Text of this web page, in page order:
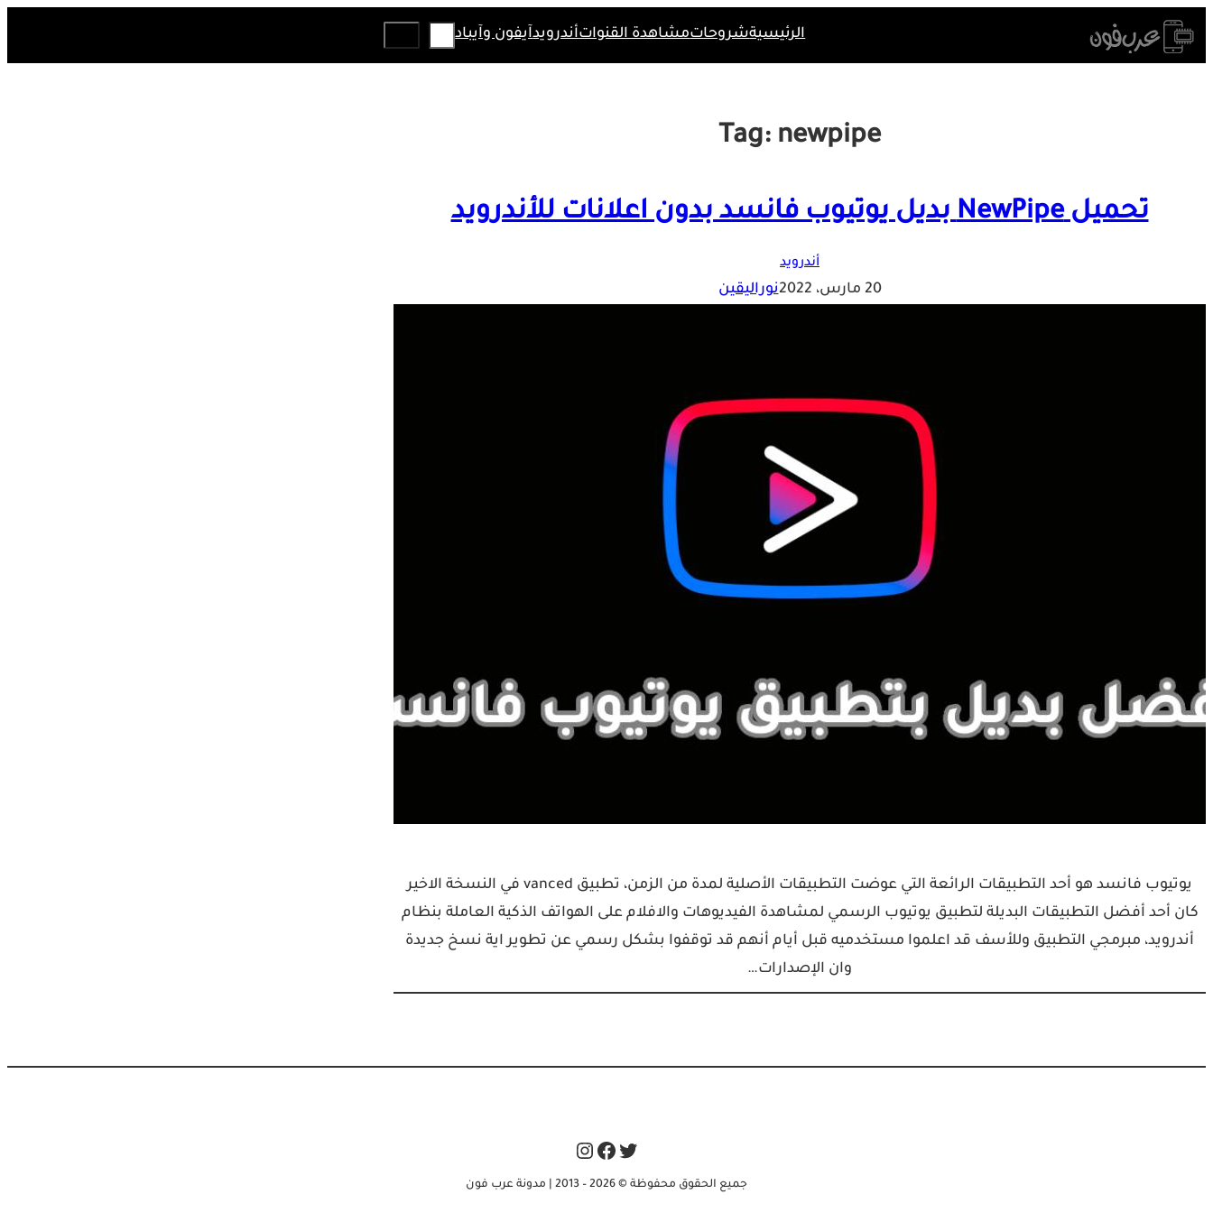
Skip
to
الرئيسيةشروحاتمشاهدة القنواتأندرويدآيفون وآيباد
Tag: newpipe
تحميل NewPipe بديل يوتيوب فانسد بدون اعلانات للأندرويد
أندرويد
20 مارس، 2022 نوراليقين
يوتيوب فانسد هو أحد التطبيقات الرائعة التي عوضت التطبيقات الأصلية لمدة من الزمن، تطبيق vanced في النسخة الاخير
كان أحد أفضل التطبيقات البديلة لتطبيق يوتيوب الرسمي لمشاهدة الفيديوهات والافلام على الهواتف الذكية العاملة بنظام
أندرويد، مبرمجي التطبيق وللأسف قد اعلموا مستخدميه قبل أيام أنهم قد توقفوا بشكل رسمي عن تطوير اية نسخ جديدة
وان الإصدارات…
Twitter
Facebook
Instagram
جميع الحقوق محفوظة © 2026 – 2013 | مدونة عرب فون